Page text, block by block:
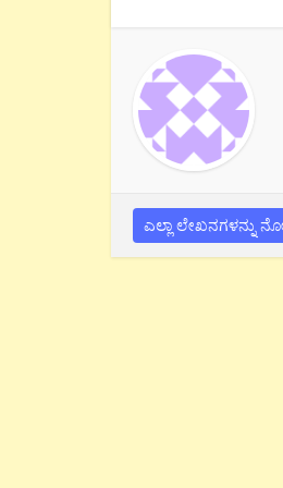
ಎಲ್ಲಾ ಲೇಖನಗಳನ್ನು